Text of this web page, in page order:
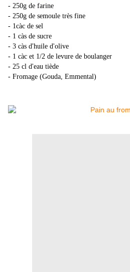
- 250g de farine
- 250g de semoule très fine
- 1càc de sel
- 1 càs de sucre
- 3 càs d'huile d'olive
- 1 càc et 1/2 de levure de boulanger
- 25 cl d'eau tiède
- Fromage (Gouda, Emmental)